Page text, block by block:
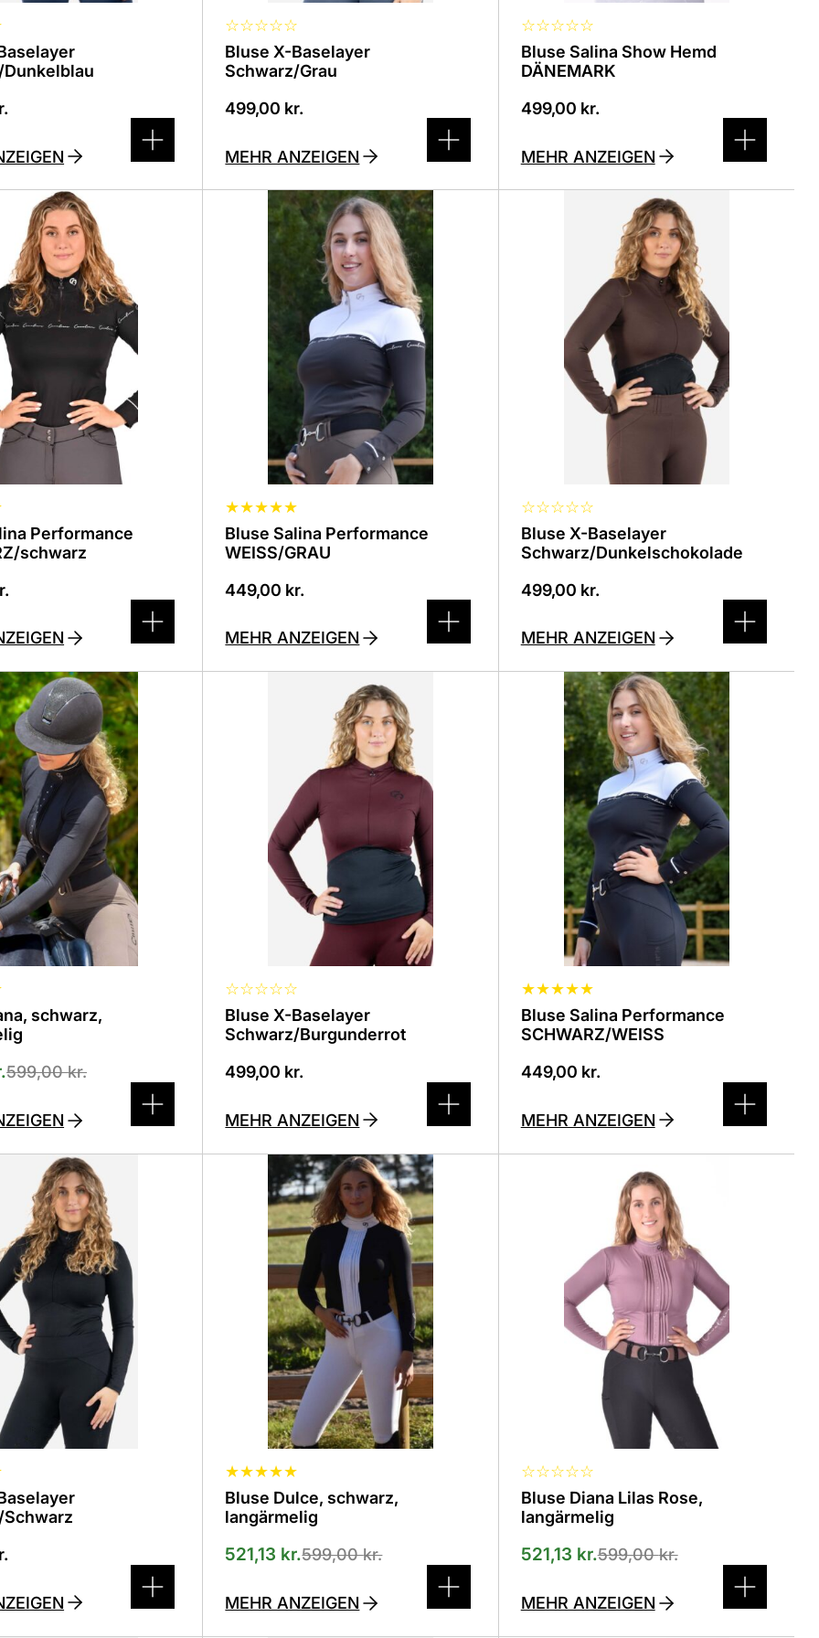
☆☆☆☆☆
Bluse X-Baselayer
Schwarz/Grau
499,00 kr.
MEHR ANZEIGEN
☆☆☆☆☆
Bluse Salina Show Hemd
DÄNEMARK
499,00 kr.
MEHR ANZEIGEN
Performance
schwarz
★★★★★
Bluse Salina Performance
WEISS/GRAU
449,00 kr.
Dieses
Produkt
verschiedenen
erhältlich.
Optionen
können
Produktseite
ausgewählt
werden
MEHR ANZEIGEN
☆☆☆☆☆
Bluse X-Baselayer
Schwarz/Dunkelschokolade
499,00 kr.
verschiedenen
Varianten
erhältlich.
Optionen
können
Produktseite
MEHR ANZEIGEN
schwarz,
599,00kr.
☆☆☆☆☆
Bluse X-Baselayer
Schwarz/Burgunderrot
499,00 kr.
verschiedenen
erhältlich.
Optionen
können
Produktseite
MEHR ANZEIGEN
★★★★★
Bluse Salina Performance
SCHWARZ/WEISS
449,00 kr.
Dieses
Produkt
verschiedenen
Varianten
erhältlich.
Optionen
können
Produktseite
ausgewählt
werden
MEHR ANZEIGEN
★★★★★
Bluse Dulce, schwarz,
langärmelig
599,00kr.
521,13 kr.
Dieses
Produkt
verschiedenen
Varianten
Optionen
können
Produktseite
ausgewählt
werden
MEHR ANZEIGEN
☆☆☆☆☆
Bluse Diana Lilas Rose,
langärmelig
599,00kr.
521,13 kr.
verschiedenen
Varianten
erhältlich.
Optionen
können
Produktseite
ausgewählt
MEHR ANZEIGEN